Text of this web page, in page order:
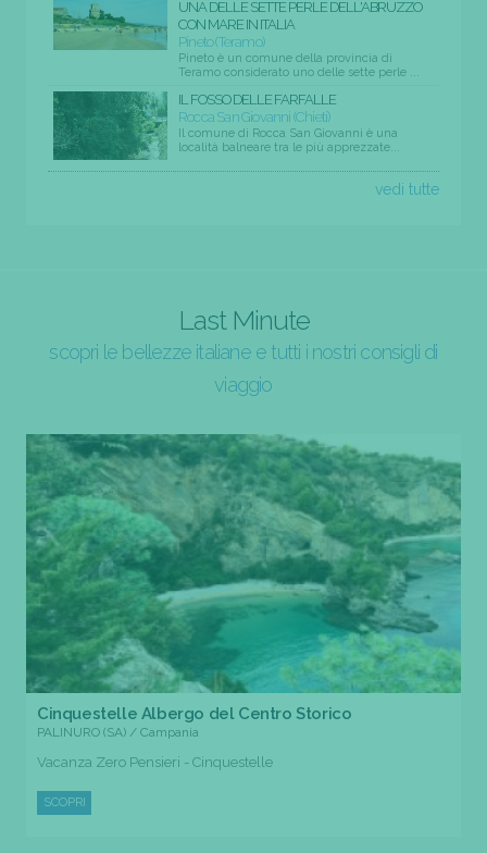
UNA DELLE SETTE PERLE DELL'ABRUZZO
CON MARE IN ITALIA
Pineto (Teramo)
Pineto è un comune della provincia di
Teramo considerato uno delle sette perle ...
IL FOSSO DELLE FARFALLE
Rocca San Giovanni (Chieti)
Il comune di Rocca San Giovanni è una
località balneare tra le più apprezzate...
vedi tutte
Last Minute
scopri le bellezze italiane e tutti i nostri consigli di
viaggio
Cinquestelle Albergo del Centro Storico
PALINURO (SA) / Campania
Vacanza Zero Pensieri - Cinquestelle
SCOPRI